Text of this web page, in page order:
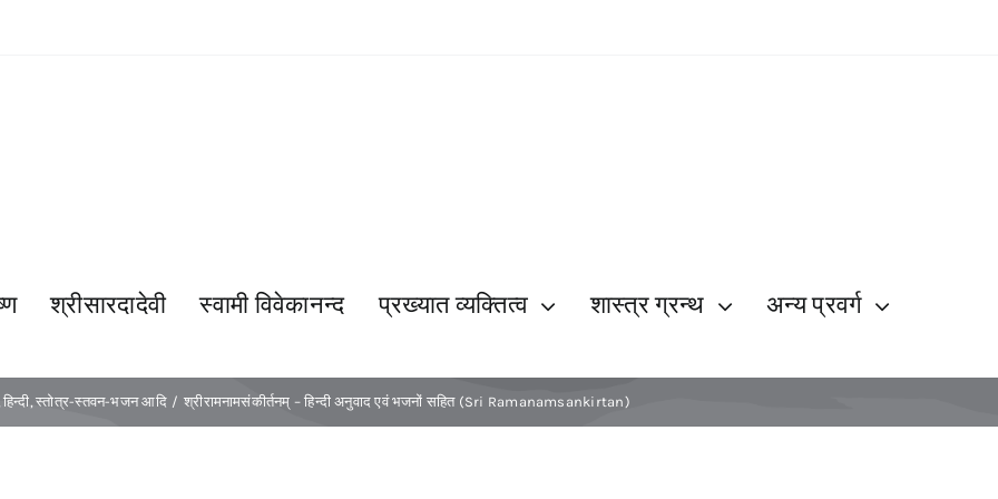
श्रीसारदादेवी स्वामी विवेकानन्द प्रख्यात व्यक्तित्व शास्त्र ग्रन्थ अन्य प्रवर्ग
हिन्दी स्तोत्र-स्तवन-भजन आदि श्रीरामनामसंकीर्तनम् – हिन्दी अनुवाद एवं भजनों सहित (Sri Ramanamsankirtan)